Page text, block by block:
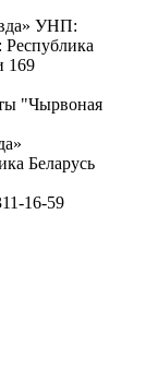
УНП:
169
"Чырвоная
Беларусь
16-59